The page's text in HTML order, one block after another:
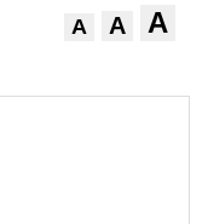
A A A